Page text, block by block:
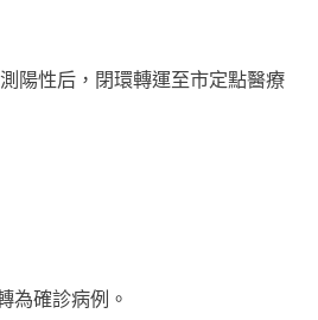
性后，閉環轉運至市定點醫療
確診病例。